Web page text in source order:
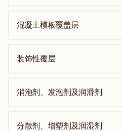
混凝土模板覆盖层
装饰性覆层
消泡剂、发泡剂及润滑剂
分散剂、增塑剂及润湿剂